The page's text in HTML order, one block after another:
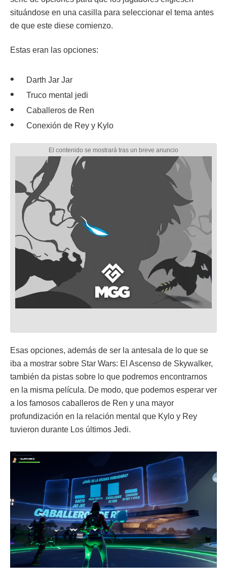
situándose en una casilla para seleccionar el tema antes
de que este diese comienzo.
Estas eran las opciones:
Darth Jar Jar
Truco mental jedi
Caballeros de Ren
Conexión de Rey y Kylo
Esas opciones, además de ser la antesala de lo que se
iba a mostrar sobre Star Wars: El Ascenso de Skywalker,
también da pistas sobre lo que podremos encontrarnos
en la misma película. De modo, que podemos esperar ver
a los famosos caballeros de Ren y una mayor
profundización en la relación mental que Kylo y Rey
tuvieron durante Los últimos Jedi.